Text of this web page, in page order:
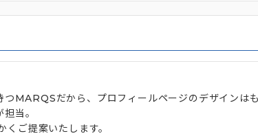
MARQSだから、プロフィールページのデザインは
当。
ご提案いたします。